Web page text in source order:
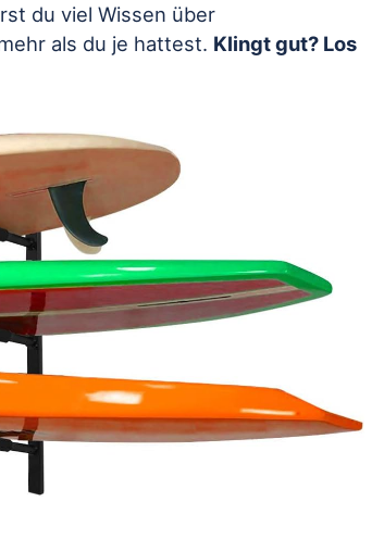
du viel Wissen über
als du je hattest. Klingt gut? Los